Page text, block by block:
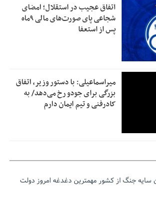
اتفاق عجیب در استقلال؛ امضای
شجاعی پای صورت‌های مالی ٩ماه
پس از استعفا
میراسماعیلی: با دستور وزیر، اتفاق
بزرگی برای جودو رخ می‌دهد/ به
کادرفنی و تیم ایمان دارم
سایه جنگ از کشور مهمترین دغدغه امروز دولت